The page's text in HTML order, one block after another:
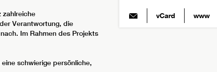
zahlreiche
Verantwortung, die
Im Rahmen des Projekts
schwierige persönliche,
vCard www